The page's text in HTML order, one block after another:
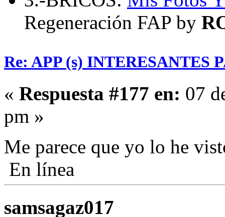
Regeneración FAP by
Re: APP (s) INTERESANTES
« Respuesta #177 en: 07
pm »
Me parece que yo lo he
En línea
samsagaz017